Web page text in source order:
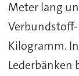
Meter lang
Kilogramm.
Lederbänken